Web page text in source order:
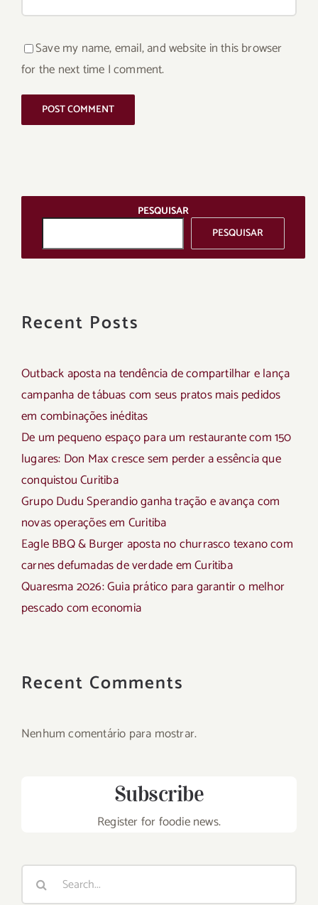
Save my name, email, and website in this browser
for the next time I comment.
PESQUISAR
PESQUISAR
Recent Posts
Outback aposta na tendência de compartilhar e lança
campanha de tábuas com seus pratos mais pedidos
em combinações inéditas
De um pequeno espaço para um restaurante com 150
lugares: Don Max cresce sem perder a essência que
conquistou Curitiba
Grupo Dudu Sperandio ganha tração e avança com
novas operações em Curitiba
Eagle BBQ & Burger aposta no churrasco texano com
carnes defumadas de verdade em Curitiba
Quaresma 2026: Guia prático para garantir o melhor
pescado com economia
Recent Comments
Nenhum comentário para mostrar.
Subscribe
Register for foodie news.